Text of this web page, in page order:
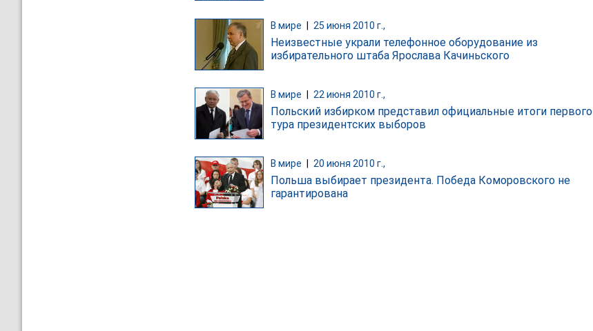
В мире | 25 июня 2010 г.,
Неизвестные украли телефонное оборудование из
избирательного штаба Ярослава Качиньского
В мире 22 июня 2010 г.,
Польский избирком представил официальные итоги первого
тура президентских выборов
В мире 20 июня 2010 г.,
Польша выбирает президента. Победа Коморовского не
гарантирована